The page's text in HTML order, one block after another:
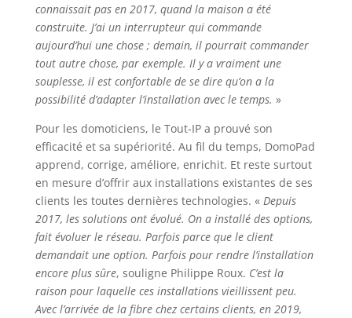
connaissait pas en 2017, quand la maison a été
construite. J’ai un interrupteur qui commande
aujourd’hui une chose ; demain, il pourrait commander
tout autre chose, par exemple. Il y a vraiment une
souplesse, il est confortable de se dire qu’on a la
possibilité d’adapter l’installation avec le temps. »
Pour les domoticiens, le Tout-IP a prouvé son
efficacité et sa supériorité. Au fil du temps, DomoPad
apprend, corrige, améliore, enrichit. Et reste surtout
en mesure d’offrir aux installations existantes de ses
clients les toutes dernières technologies. « Depuis
2017, les solutions ont évolué. On a installé des options,
fait évoluer le réseau. Parfois parce que le client
demandait une option. Parfois pour rendre l’installation
encore plus sûre, souligne Philippe Roux. C’est la
raison pour laquelle ces installations vieillissent peu.
Avec l’arrivée de la fibre chez certains clients, en 2019,